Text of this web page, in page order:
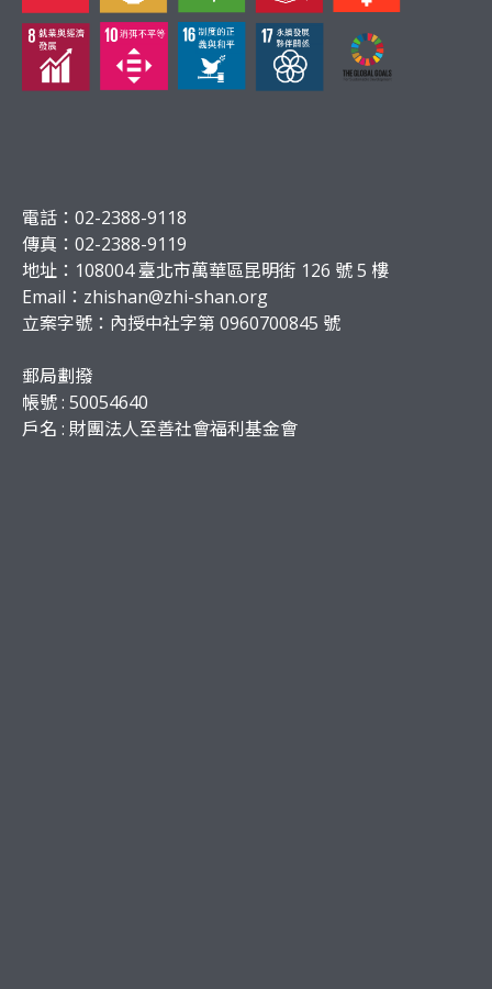
電話：02-2388-9118
傳真：02-2388-9119
地址：108004 臺北市萬華區昆明街 126 號 5 樓
Email： zhishan@zhi-shan.org
立案字號：內授中社字第 0960700845 號
郵局劃撥
帳號 : 50054640
戶名 : 財團法人至善社會福利基金會